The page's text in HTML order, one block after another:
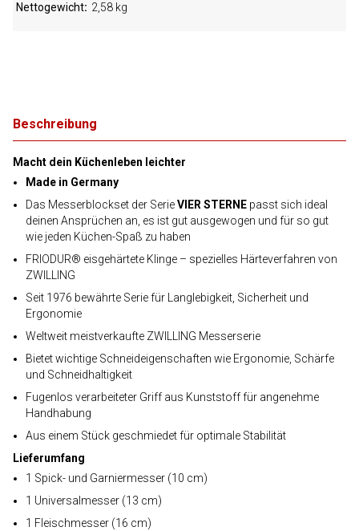
Beschreibung
Macht dein Küchenleben leichter
Made in Germany
Das Messerblockset der SerieVIER STERNE passt sich ideal
deinen Ansprüchen an, es ist gut ausgewogen und für so gut
wie jeden Küchen-Spaß zu haben
FRIODUR® eisgehärtete Klinge – spezielles Härteverfahren von
ZWILLING
Seit 1976 bewährte Serie für Langlebigkeit, Sicherheit und
Ergonomie
Weltweit meistverkaufte ZWILLING Messerserie
Bietet wichtige Schneideigenschaften wie Ergonomie, Schärfe
und Schneidhaltigkeit
Fugenlos verarbeiteter Griff aus Kunststoff für angenehme
Handhabung
Aus einem Stück geschmiedet für optimale Stabilität
Lieferumfang
1 Spick- und Garniermesser (10 cm)
1 Universalmesser (13 cm)
1 Fleischmesser (16 cm)
Nettogewicht 2,58 kg